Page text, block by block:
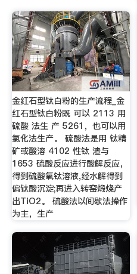
金红石型钛白粉的生产流程_金
红石型钛白粉既 可以 2113 用
硫酸 法生 产 5261，也可以用
氯化法生产。 硫酸法是用 钛精
矿或酸溶 4102 性钛 渣与
1653 硫酸反应进行酸解反应，
得到硫酸氧钛溶液,经水解得到
偏钛酸沉淀;再进入转窑煅烧产
出TiO2。 硫酸法以间歇法操作
为主，生产